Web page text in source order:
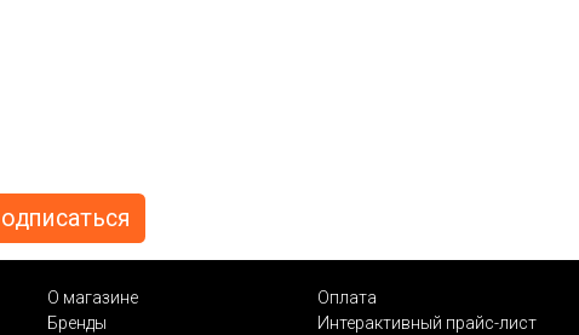
О магазине
Оплата
Бренды
Интерактивный прайс-лист